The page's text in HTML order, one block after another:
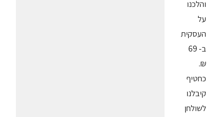
והלכנו
על
העסקית
ב- 69
₪.
כחטיף
קיבלנו
לשולחן